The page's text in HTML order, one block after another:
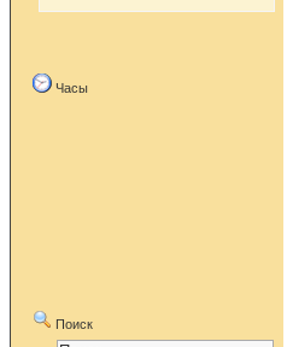
Часы
Поиск